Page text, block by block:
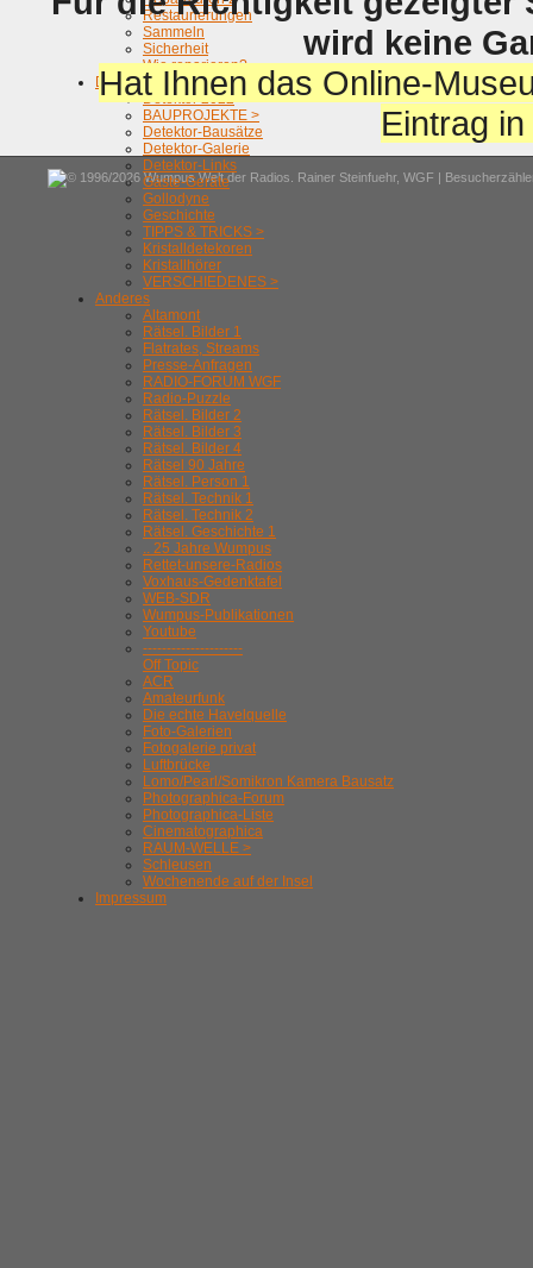
Restaurierungen
Sammeln
Sicherheit
Wie reparieren?
Detektor
Detektor 2022
BAUPROJEKTE >
Detektor-Bausätze
Detektor-Galerie
Detektor-Links
Gäste-Geräte
Gollodyne
Geschichte
TIPPS & TRICKS >
Kristalldetekoren
Kristallhörer
VERSCHIEDENES >
Anderes
Altamont
Rätsel. Bilder 1
Flatrates, Streams
Presse-Anfragen
RADIO-FORUM WGF
Radio-Puzzle
Rätsel. Bilder 2
Rätsel. Bilder 3
Rätsel. Bilder 4
Rätsel 90 Jahre
Rätsel. Person 1
Rätsel. Technik 1
Rätsel. Technik 2
Rätsel. Geschichte 1
.. 25 Jahre Wumpus
Rettet-unsere-Radios
Voxhaus-Gedenktafel
WEB-SDR
Wumpus-Publikationen
Youtube
---------------------
Off Topic
ACR
Amateurfunk
Die echte Havelquelle
Foto-Galerien
Fotogalerie privat
Luftbrücke
Lomo/Pearl/Somikron Kamera Bausatz
Photographica-Forum
Photographica-Liste
Cinematographica
RAUM-WELLE >
Schleusen
Wochenende auf der Insel
Impressum
wird keine
Hat Ihnen das Online-
Eintrag
© 1996/2026 Wumpus Welt der Radios. Rainer Steinfuehr, WGF |